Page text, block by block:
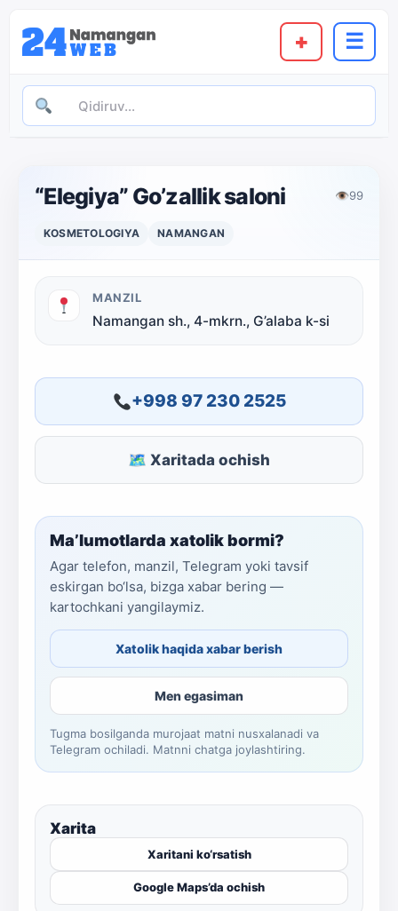
+ ☰
“Elegiya” Go’zallik saloni 👁99
KOSMETOLOGIYA NAMANGAN
MANZIL
Namangan sh., 4-mkrn., G’alaba k-si
+998 97 230 2525
🗺 Xaritada ochish
Ma’lumotlarda xatolik bormi?
Agar telefon, manzil, Telegram yoki tavsif
eskirgan bo‘lsa, bizga xabar bering —
kartochkani yangilaymiz.
Xatolik haqida xabar berish
Men egasiman
Tugma bosilganda murojaat matni nusxalanadi va
Telegram ochiladi. Matnni chatga joylashtiring.
Xarita
Xaritani ko‘rsatish
Google Maps’da ochish